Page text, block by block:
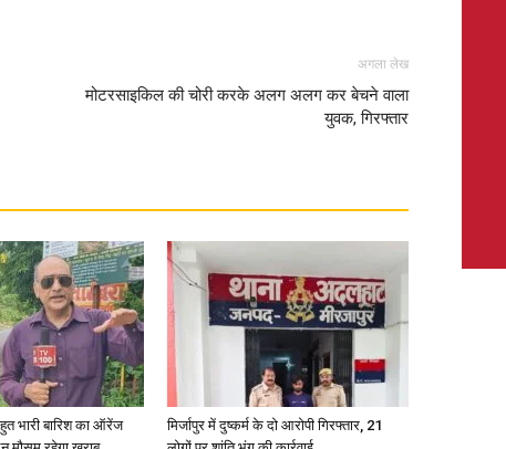
Latest
News
अगला लेख
मोटरसाइकिल की चोरी करके अलग अलग कर बेचने वाला
युवक, गिरफ्तार
भारी बारिश का ऑरेंज
मिर्जापुर में दुष्कर्म के दो आरोपी गिरफ्तार, 21